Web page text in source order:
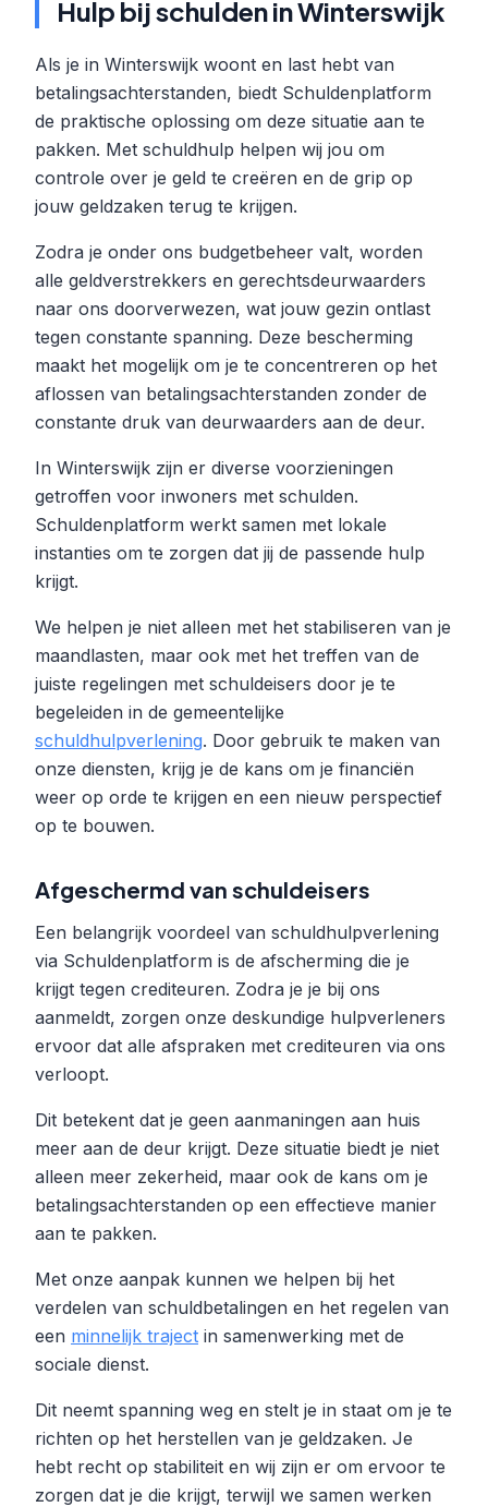
Hulp bij schulden in Winterswijk
Als je in Winterswijk woont en last hebt van
betalingsachterstanden, biedt Schuldenplatform
de praktische oplossing om deze situatie aan te
pakken. Met schuldhulp helpen wij jou om
controle over je geld te creëren en de grip op
jouw geldzaken terug te krijgen.
Zodra je onder ons budgetbeheer valt, worden
alle geldverstrekkers en gerechtsdeurwaarders
naar ons doorverwezen, wat jouw gezin ontlast
tegen constante spanning. Deze bescherming
maakt het mogelijk om je te concentreren op het
aflossen van betalingsachterstanden zonder de
constante druk van deurwaarders aan de deur.
In Winterswijk zijn er diverse voorzieningen
getroffen voor inwoners met schulden.
Schuldenplatform werkt samen met lokale
instanties om te zorgen dat jij de passende hulp
krijgt.
We helpen je niet alleen met het stabiliseren van je
maandlasten, maar ook met het treffen van de
juiste regelingen met schuldeisers door je te
begeleiden in de gemeentelijke
schuldhulpverlening. Door gebruik te maken van
onze diensten, krijg je de kans om je financiën
weer op orde te krijgen en een nieuw perspectief
op te bouwen.
Afgeschermd van schuldeisers
Een belangrijk voordeel van schuldhulpverlening
via Schuldenplatform is de afscherming die je
krijgt tegen crediteuren. Zodra je je bij ons
aanmeldt, zorgen onze deskundige hulpverleners
ervoor dat alle afspraken met crediteuren via ons
verloopt.
Dit betekent dat je geen aanmaningen aan huis
meer aan de deur krijgt. Deze situatie biedt je niet
alleen meer zekerheid, maar ook de kans om je
betalingsachterstanden op een effectieve manier
aan te pakken.
Met onze aanpak kunnen we helpen bij het
verdelen van schuldbetalingen en het regelen van
een minnelijk traject in samenwerking met de
sociale dienst.
Dit neemt spanning weg en stelt je in staat om je te
richten op het herstellen van je geldzaken. Je
hebt recht op stabiliteit en wij zijn er om ervoor te
zorgen dat je die krijgt, terwijl we samen werken